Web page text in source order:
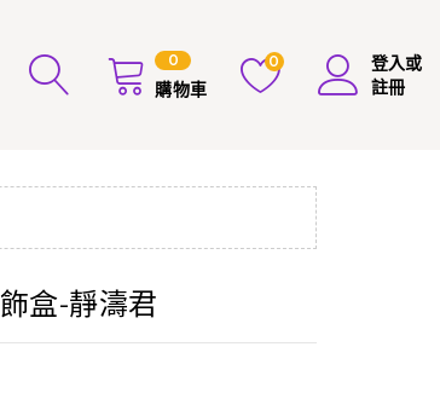
0
購物車
0
登入或
註冊
盒-靜濤君